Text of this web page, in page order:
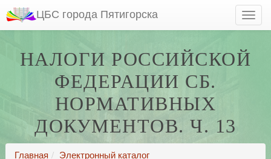
ЦБС города Пятигорска
НАЛОГИ РОССИЙСКОЙ
ФЕДЕРАЦИИ СБ.
НОРМАТИВНЫХ
ДОКУМЕНТОВ. Ч. 13
Главная
Электронный каталог